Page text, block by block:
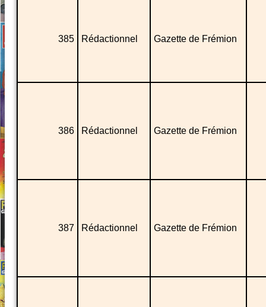
385 Rédactionnel Gazette de Frémion
386 Rédactionnel Gazette de Frémion
387 Rédactionnel Gazette de Frémion